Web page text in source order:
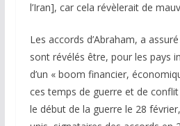
l’Iran], car cela révèlerait de
Les accords d’Abraham, a
sont révélés être, pour les pays
d’un « boom financier,
ces temps de guerre et de conflit
le début de la guerre le 28